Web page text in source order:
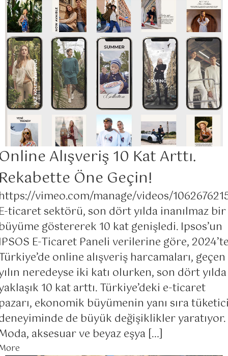
Alışveriş 10 Kat Arttı.
Öne Geçin!
vimeo.com/manage/videos/
ticaret sektörü, son dört yılda inanılmaz bir
göstererek 10 kat genişledi. Ipsos’un
E-Ticaret Paneli verilerine göre,
online alışveriş harcamaları, geçen
neredeyse iki katı olurken, son dört yılda
10 kat arttı. Türkiye’deki e-ticaret
ekonomik büyümenin yanı sıra
de büyük değişiklikler yaratıyor.
aksesuar ve beyaz eşya […]